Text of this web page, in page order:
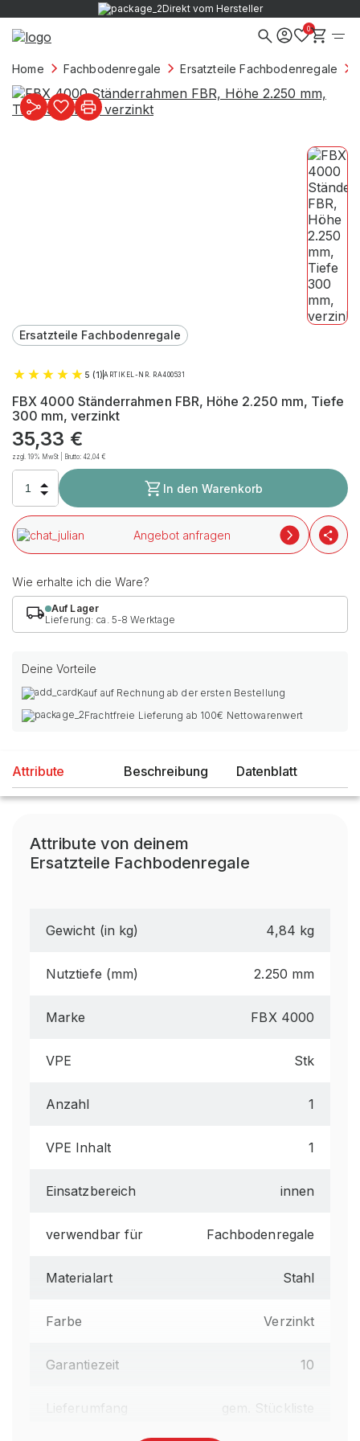
Direkt vom Hersteller
0
Home Fachbodenregale Ersatzteile Fachbodenregale
Ersatzteile Fachbodenregale
5 (1) ARTIKEL-NR. RA400531
FBX 4000 Ständerrahmen FBR, Höhe 2.250 mm, Tiefe
300 mm, verzinkt
35,33 €
zzgl. 19% MwSt | Brutto:42,04€
In den Warenkorb
Angebot anfragen
Wie erhalte ich die Ware?
Auf Lager
Lieferung: ca. 5-8 Werktage
Deine Vorteile
Kauf auf Rechnung ab der ersten Bestellung
Frachtfreie Lieferung ab 100€ Nettowarenwert
Attribute Beschreibung Datenblatt
Attribute von deinem
Ersatzteile Fachbodenregale
Gewicht (in kg) 4,84 kg
Nutztiefe (mm) 2.250 mm
Marke FBX 4000
VPE Stk
Anzahl 1
VPE Inhalt 1
Einsatzbereich innen
verwendbar für Fachbodenregale
Materialart Stahl
Farbe Verzinkt
Garantiezeit 10
Lieferumfang gem. Stückliste